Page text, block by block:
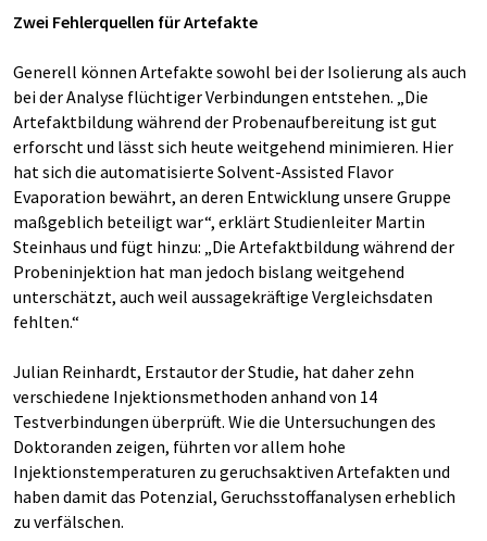
Zwei Fehlerquellen für Artefakte
Generell können Artefakte sowohl bei der Isolierung als auch
bei der Analyse flüchtiger Verbindungen entstehen. „Die
Artefaktbildung während der Probenaufbereitung ist gut
erforscht und lässt sich heute weitgehend minimieren. Hier
hat sich die automatisierte Solvent-Assisted Flavor
Evaporation bewährt, an deren Entwicklung unsere Gruppe
maßgeblich beteiligt war“, erklärt Studienleiter Martin
Steinhaus und fügt hinzu: „Die Artefaktbildung während der
Probeninjektion hat man jedoch bislang weitgehend
unterschätzt, auch weil aussagekräftige Vergleichsdaten
fehlten.“
Julian Reinhardt, Erstautor der Studie, hat daher zehn
verschiedene Injektionsmethoden anhand von 14
Testverbindungen überprüft. Wie die Untersuchungen des
Doktoranden zeigen, führten vor allem hohe
Injektionstemperaturen zu geruchsaktiven Artefakten und
haben damit das Potenzial, Geruchsstoffanalysen erheblich
zu verfälschen.